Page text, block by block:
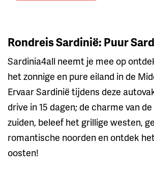
Rondreis Sardinië: Puur
Sardinia4all neemt je mee op
het zonnige en pure eiland in de
Ervaar Sardinië tijdens deze
drive in 15 dagen; de charme van
zuiden, beleef het grillige westen,
romantische noorden en ontdek
oosten!